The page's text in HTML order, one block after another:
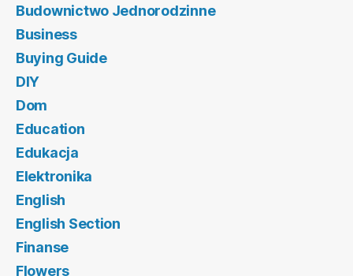
Budownictwo Jednorodzinne
Business
Buying Guide
DIY
Dom
Education
Edukacja
Elektronika
English
English Section
Finanse
Flowers